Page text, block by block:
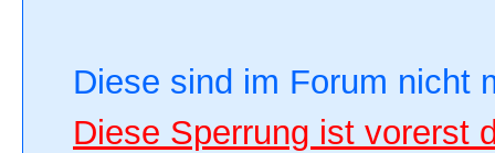
Diese sind im Forum nicht
Diese Sperrung ist vorerst